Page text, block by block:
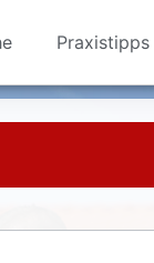
Praxistipps